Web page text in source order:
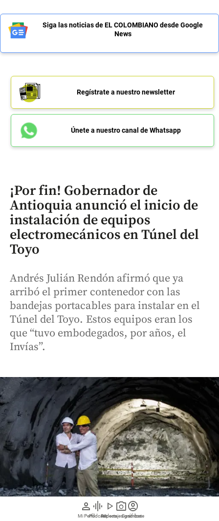
person
Mi Perfil
graphic_eq
Pódcast
play_arrow
Videos
photo_camera
Reportajes gráficos
account_circle
Suscríbete
Siga las noticias de EL COLOMBIANO desde Google
News
Regístrate a nuestro newsletter
Únete a nuestro canal de Whatsapp
¡Por fin! Gobernador de
Antioquia anunció el inicio de
instalación de equipos
electromecánicos en Túnel del
Toyo
Andrés Julián Rendón afirmó que ya
arribó el primer contenedor con las
bandejas portacables para instalar en el
Túnel del Toyo. Estos equipos eran los
que “tuvo embodegados, por años, el
Invías”.